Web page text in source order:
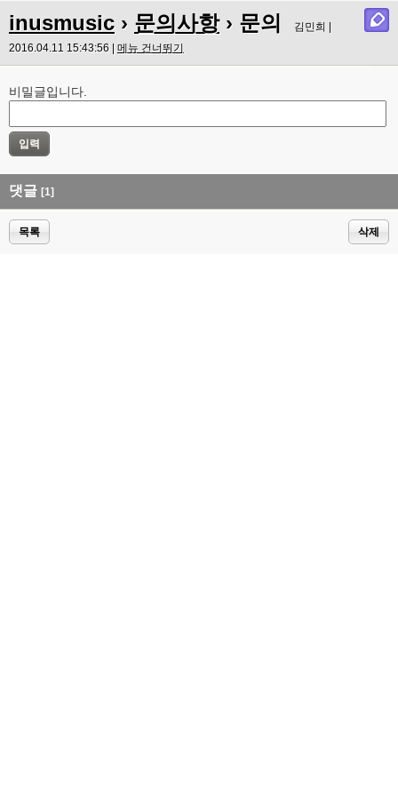
inusmusic › 문의사항› 문의
김민희 |
2016.04.11 15:43:56 | 메뉴 건너뛰기
비밀글입니다.
댓글 [1]
목록 삭제